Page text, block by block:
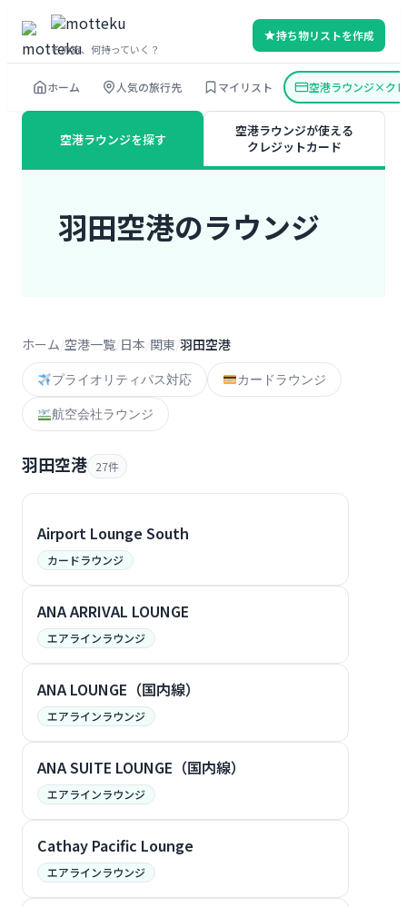
を
その旅、何持っていく？
持ち物リストを作成
ホーム 人気の旅行先 マイリスト 空港ラウンジ×ク
空港ラウンジを探す
空港ラウンジが使える
クレジットカード
羽田空港のラウンジ
ホーム 空港一覧 日本 関東 羽田空港
プライオリティパス対応 カードラウンジ
航空会社ラウンジ
羽田空港 27件
Airport Lounge South
カードラウンジ
ANA ARRIVAL LOUNGE
エアラインラウンジ
ANA LOUNGE（国内線）
エアラインラウンジ
ANA SUITE LOUNGE（国内線）
エアラインラウンジ
Cathay Pacific Lounge
エアラインラウンジ